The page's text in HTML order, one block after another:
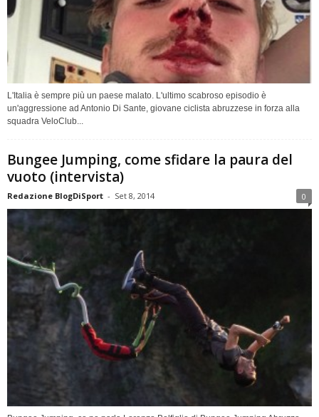
L'Italia è sempre più un paese malato. L'ultimo scabroso episodio è
un'aggressione ad Antonio Di Sante, giovane ciclista abruzzese in forza alla
squadra VeloClub...
Bungee Jumping, come sfidare la paura del
vuoto (intervista)
Redazione BlogDiSport - Set 8, 2014 0